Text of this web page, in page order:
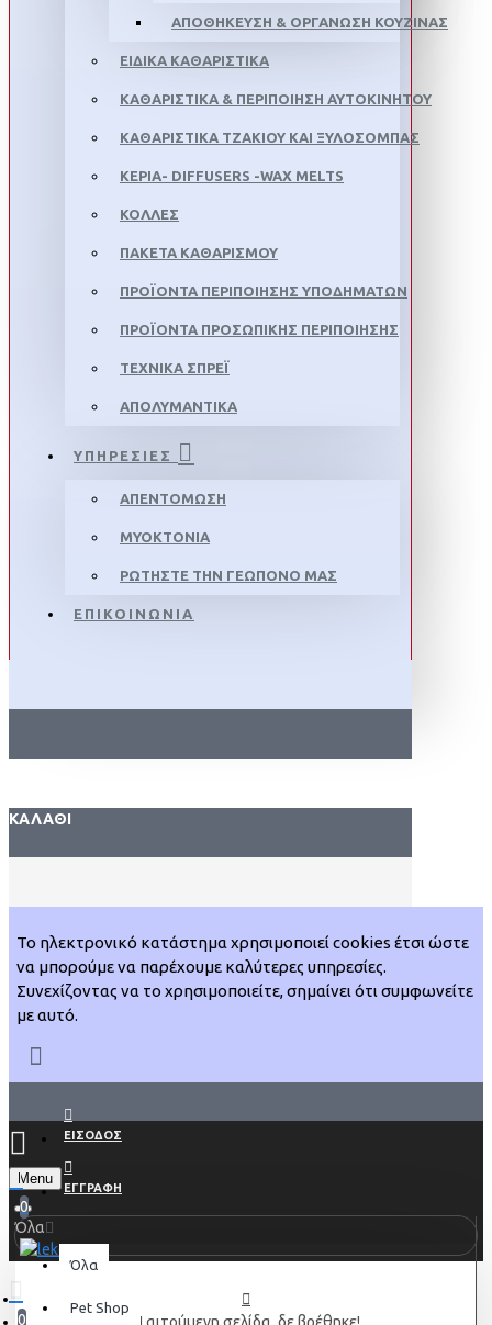
ΑΠΟΘΉΚΕΥΣΗ & ΟΡΓΆΝΩΣΗ ΚΟΥΖΊΝΑΣ
ΕΙΔΙΚΆ ΚΑΘΑΡΙΣΤΙΚΆ
ΚΑΘΑΡΙΣΤΙΚΆ & ΠΕΡΙΠΟΊΗΣΗ ΑΥΤΟΚΙΝΉΤΟΥ
ΚΑΘΑΡΙΣΤΙΚΆ ΤΖΑΚΙΟΎ ΚΑΙ ΞΥΛΌΣΟΜΠΑΣ
ΚΕΡΙΆ- DIFFUSERS -WAX MELTS
ΚΌΛΛΕΣ
ΠΑΚΈΤΑ ΚΑΘΑΡΙΣΜΟΎ
ΠΡΟΪΌΝΤΑ ΠΕΡΙΠΟΊΗΣΗΣ ΥΠΟΔΗΜΆΤΩΝ
ΠΡΟΪΌΝΤΑ ΠΡΟΣΩΠΙΚΉΣ ΠΕΡΙΠΟΊΗΣΗΣ
ΤΕΧΝΙΚΆ ΣΠΡΈΙ
ΑΠΟΛΥΜΑΝΤΙΚΆ
ΥΠΗΡΕΣΙΕΣ
ΑΠΕΝΤΌΜΩΣΗ
ΜΥΟΚΤΟΝΊΑ
ΡΩΤΉΣΤΕ ΤΗΝ ΓΕΩΠΌΝΟ ΜΑΣ
ΕΠΙΚΟΙΝΩΝΙΑ
ΚΑΛΆΘΙ
Το ηλεκτρονικό κατάστημα χρησιμοποιεί cookies έτσι ώστε
να μπορούμε να παρέχουμε καλύτερες υπηρεσίες.
Συνεχίζοντας να το χρησιμοποιείτε, σημαίνει ότι συμφωνείτε
με αυτό.
ΕΙΣΟΔΟΣ
ΕΓΓΡΑΦΗ
Menu
0
0
Όλα
Όλα
Pet Shop